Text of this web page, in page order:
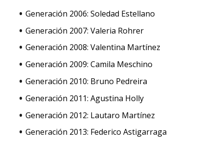
Generación 2006: Soledad Estellano
Generación 2007: Valeria Rohrer
Generación 2008: Valentina Martínez
Generación 2009: Camila Meschino
Generación 2010: Bruno Pedreira
Generación 2011: Agustina Holly
Generación 2012: Lautaro Martínez
Generación 2013: Federico Astigarraga